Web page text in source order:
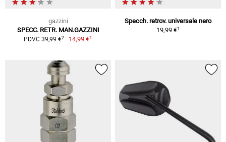
gazzini
SPECC. RETR. MAN.GAZZINI
PDVC 39,99 €2 14,99 €1
Specch. retrov. universale nero
19,99 €1